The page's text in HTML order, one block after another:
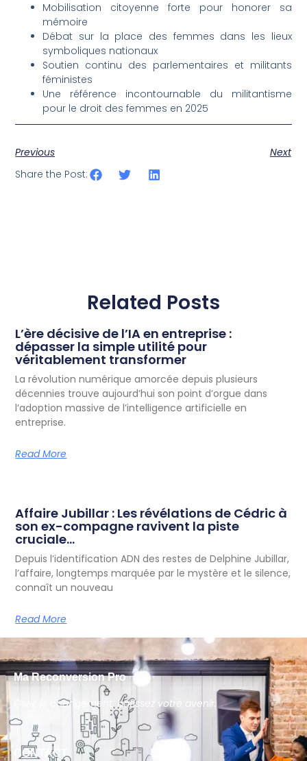
Mobilisation citoyenne forte pour honorer sa
mémoire
Débat sur la place des femmes dans les lieux
symboliques nationaux
Soutien continu des parlementaires et militants
féministes
Une référence incontournable du militantisme
pour le droit des femmes en 2025
Previous
Next
Share the Post:
Related Posts
L’ère décisive de l’IA en entreprise :
dépasser la simple utilité pour
véritablement transformer
La révolution numérique amorcée depuis plusieurs
décennies trouve aujourd’hui son point d’orgue dans
l’adoption massive de l’intelligence artificielle en
entreprise.
Read More
Affaire Jubillar : Les révélations de Cédric à
son ex-compagne ravivent la piste
cruciale…
Depuis l’identification ADN des restes de Delphine Jubillar,
l’affaire, longtemps marquée par le mystère et le silence,
connaît un nouveau
Read More
Ma Reconversion Pro
Osez le changement, bâtissez votre avenir.
CONTACT